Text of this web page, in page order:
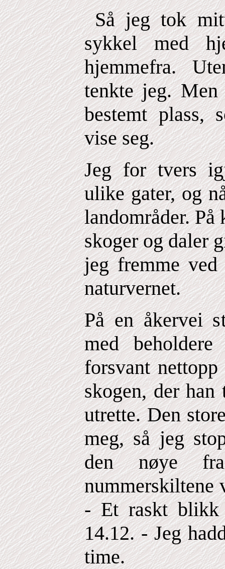
Så jeg tok
sykkel med
hjemmefra.
tenkte jeg.
bestemt plass,
vise seg.
Jeg for tvers
ulike gater, og
landområder. På
skoger og daler
jeg fremme ved
naturvernet.
På en åkervei
med
forsvant
skogen, der
utrette. Den
meg, så jeg
den nøye
nummerskiltene
- Et raskt blikk
14.12. - Jeg
time.